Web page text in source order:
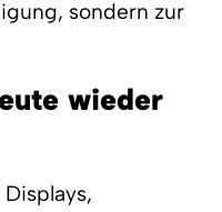
sondern zur
wieder